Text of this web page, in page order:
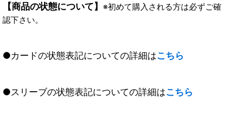
【商品の状態について】 ※初めて購入される方は必ずご確
認下さい。
●カードの状態表記についての詳細はこちら
●スリーブの状態表記についての詳細はこちら